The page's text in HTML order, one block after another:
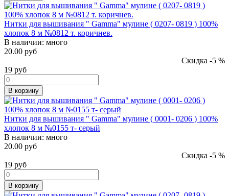
Нитки для вышивания " Gamma" мулине ( 0207- 0819 ) 100%
хлопок 8 м №0812 т. коричнев.
В наличии: много
20.00 руб
Скидка -5 %
19 руб
В корзину
Нитки для вышивания " Gamma" мулине ( 0001- 0206 ) 100%
хлопок 8 м №0155 т- серый
В наличии: много
20.00 руб
Скидка -5 %
19 руб
В корзину